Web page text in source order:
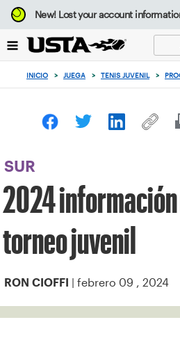
Enfoque
desde
botón
volver
principio
New!Lost your account
INICIO > JUEGA > TENIS JUVENIL >
SUR
2024 información
torneo juvenil
RON CIOFFI | febrero 09 , 2024